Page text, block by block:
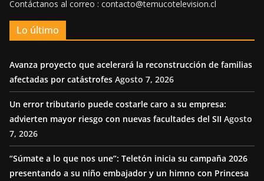
Contáctanos al correo : contacto@temucotelevision.cl
Lo último
Avanza proyecto que acelerará la reconstrucción de familias
afectadas por catástrofes Agosto 7, 2026
Un error tributario puede costarle caro a su empresa:
advierten mayor riesgo con nuevas facultades del SII Agosto
7, 2026
“Súmate a lo que nos une”: Teletón inicia su campaña 2026
presentando a su niño embajador y un himno con Princesa